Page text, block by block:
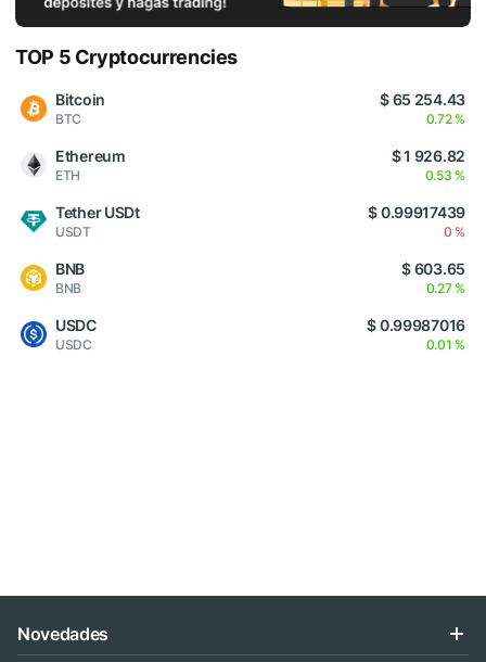
TOP 5 Cryptocurrencies
Bitcoin
BTC
$ 65 254.43
0.72 %
Ethereum
ETH
$ 1 926.82
0.53 %
Tether USDt
USDT
$ 0.99917439
0 %
BNB
BNB
$ 603.65
0.27 %
USDC
USDC
$ 0.99987016
0.01 %
Novedades